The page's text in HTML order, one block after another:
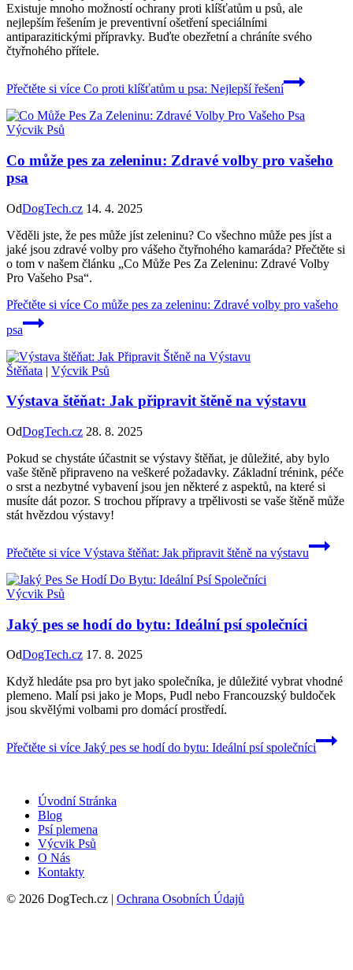
Existuje mnoho možností ochrany proti klíšťatům u psů, ale
nejlepším řešením je preventivní ošetření speciálními
antiparazitickými přípravky. Buďte obezřetní a chráníte svého
čtyřnohého přítele.
Přečtěte si více Co proti klíšťatům u psa: Nejlepší řešení
Výcvik Psů
Co může pes za zeleninu: Zdravé volby pro vašeho
psa
OdDogTech.cz 14. 4. 2025
Věděli jste, že pes může jíst zeleninu? Co všechno může pes jíst a
jaké jsou zdravé volby pro vášeho čtyřnohého kamaráda? Přečtěte si
o tom v našem článku „Co Může Pes Za Zeleninu: Zdravé Volby
Pro Vašeho Psa“.
Přečtěte si více Co může pes za zeleninu: Zdravé volby pro vašeho
psa
Štěňata | Výcvik Psů
Výstava štěňat: Jak připravit štěně na výstavu
OdDogTech.cz 28. 8. 2025
Pokud se chystáte účastnit se výstavy štěňat, je důležité, aby bylo
vaše štěně připraveno na veškeré požadavky. Základní trénink, péče
o srst a nezbytné vybavení jsou jen některé z aspektů, na které si
musíte dát pozor. S trochou přípravy a trpělivosti se vaše štěně může
stát hvězdou výstavy!
Přečtěte si více Výstava štěňat: Jak připravit štěně na výstavu
Výcvik Psů
Jaký pes se hodí do bytu: Ideální psí společníci
OdDogTech.cz 17. 8. 2025
Když hledáte psa pro byt jako společníka, je důležité vybrat vhodné
plemeno. Malí psi jako je Mops, Pudl nebo Francouzský buldoček
jsou skvělými volbami pro domácí prostředí.
Přečtěte si více Jaký pes se hodí do bytu: Ideální psí společníci
Úvodní Stránka
Blog
Psí plemena
Výcvik Psů
O Nás
Kontakty
© 2026 DogTech.cz | Ochrana Osobních Údajů